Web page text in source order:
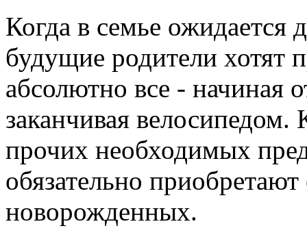
Когда в семье ожидается
будущие родители хотят
абсолютно все - начиная
заканчивая велосипедом.
прочих необходимых
обязательно
новорожденных.